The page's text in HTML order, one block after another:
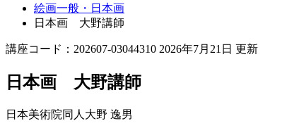
絵画一般・日本画
日本画 大野講師
講座コード：202607-03044310 2026年7月21日 更新
日本画 大野講師
日本美術院同人 大野 逸男